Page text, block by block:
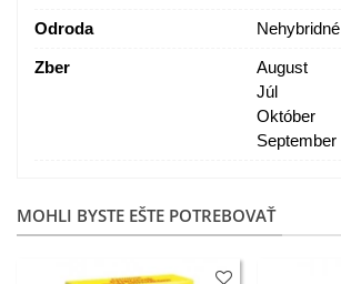
Odroda Nehybridné
Zber
August
Júl
Október
September
MOHLI BYSTE EŠTE POTREBOVAŤ